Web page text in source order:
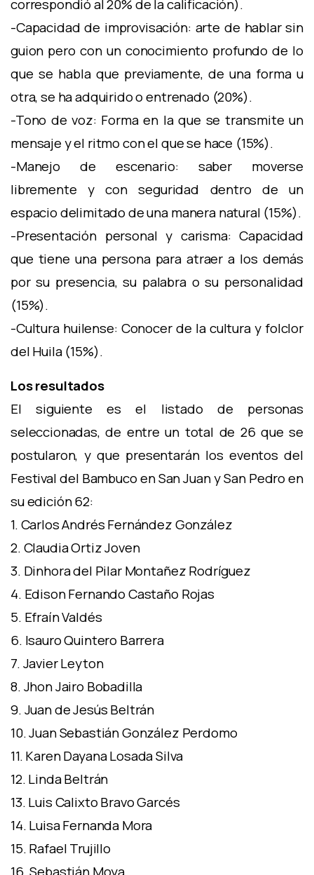
correspondió al 20% de la calificación).
-Capacidad de improvisación: arte de hablar sin
guion pero con un conocimiento profundo de lo
que se habla que previamente, de una forma u
otra, se ha adquirido o entrenado (20%).
-Tono de voz: Forma en la que se transmite un
mensaje y el ritmo con el que se hace (15%).
-Manejo de escenario: saber moverse
libremente y con seguridad dentro de un
espacio delimitado de una manera natural (15%).
-Presentación personal y carisma: Capacidad
que tiene una persona para atraer a los demás
por su presencia, su palabra o su personalidad
(15%).
-Cultura huilense: Conocer de la cultura y folclor
del Huila (15%).
Los resultados
El siguiente es el listado de personas
seleccionadas, de entre un total de 26 que se
postularon, y que presentarán los eventos del
Festival del Bambuco en San Juan y San Pedro en
su edición 62:
1. Carlos Andrés Fernández González
2. Claudia Ortiz Joven
3. Dinhora del Pilar Montañez Rodríguez
4. Edison Fernando Castaño Rojas
5. Efraín Valdés
6. Isauro Quintero Barrera
7. Javier Leyton
8. Jhon Jairo Bobadilla
9. Juan de Jesús Beltrán
10. Juan Sebastián González Perdomo
11. Karen Dayana Losada Silva
12. Linda Beltrán
13. Luis Calixto Bravo Garcés
14. Luisa Fernanda Mora
15. Rafael Trujillo